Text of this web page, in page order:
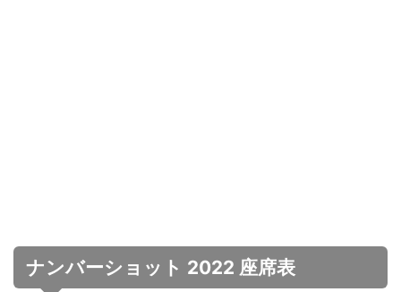
ナンバーショット 2022 座席表